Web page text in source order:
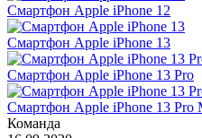
Смартфон Apple iPhone 12
Смартфон Apple iPhone 13
Смартфон Apple iPhone 13 Pro
Смартфон Apple iPhone 13 Pro
Команда